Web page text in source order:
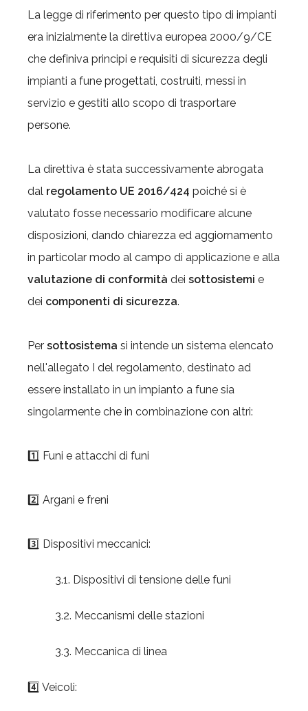
La legge di riferimento per questo tipo di impianti
era inizialmente la direttiva europea 2000/9/CE
che definiva principi e requisiti di sicurezza degli
impianti a fune progettati, costruiti, messi in
servizio e gestiti allo scopo di trasportare
persone.
La direttiva è stata successivamente abrogata
dal regolamento UE 2016/424 poiché si è
valutato fosse necessario modificare alcune
disposizioni, dando chiarezza ed aggiornamento
in particolar modo al campo di applicazione e alla
valutazione di conformità dei sottosistemi e
dei componenti di sicurezza.
Per sottosistema si intende un sistema elencato
nell'allegato I del regolamento, destinato ad
essere installato in un impianto a fune sia
singolarmente che in combinazione con altri:
1️⃣ Funi e attacchi di funi
2️⃣ Argani e freni
3️⃣ Dispositivi meccanici:
3.1. Dispositivi di tensione delle funi
3.2. Meccanismi delle stazioni
3.3. Meccanica di linea
4️⃣ Veicoli: